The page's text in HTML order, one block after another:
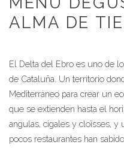
ALMA DE
El Delta del Ebro es uno de
de Cataluña. Un territorio
Mediterráneo para crear un
que se extienden hasta el
angulas, cigales y cloïsses,
pocos restaurantes han sabido